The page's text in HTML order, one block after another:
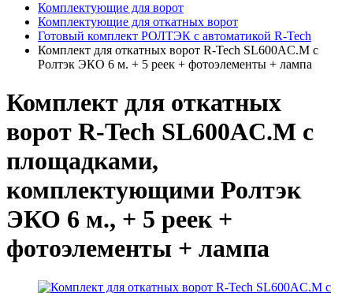
Комплектующие для ворот
Комплектующие для откатных ворот
Готовый комплект РОЛТЭК с автоматикой R-Tech
Комплект для откатных ворот R-Tech SL600AC.M c
Ролтэк ЭКО 6 м. + 5 реек + фотоэлементы + лампа
Комплект для откатных
ворот R-Tech SL600AC.M с
площадками,
комплектующими Ролтэк
ЭКО 6 м., + 5 реек +
фотоэлементы + лампа